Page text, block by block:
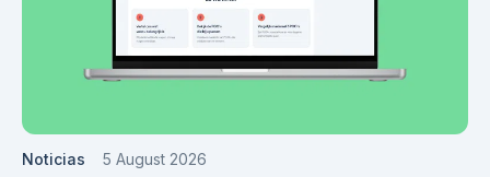
Noticias 5 August 2026